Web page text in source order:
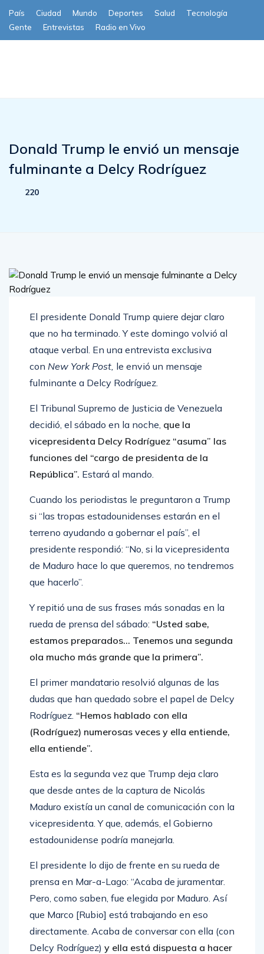
País Ciudad Mundo Deportes Salud
Tecnología
Gente
Entrevistas Radio en Vivo
Donald Trump le envió un mensaje
fulminante a Delcy Rodríguez
220
El presidente Donald Trump quiere dejar claro
que no ha terminado. Y este domingo volvió al
ataque verbal. En una entrevista exclusiva
con New York Post, le envió un mensaje
fulminante a Delcy Rodríguez.
El Tribunal Supremo de Justicia de Venezuela
decidió, el sábado en la noche, que la
vicepresidenta Delcy Rodríguez “asuma” las
funciones del “cargo de presidenta de la
República”. Estará al mando.
Cuando los periodistas le preguntaron a Trump
si “las tropas estadounidenses estarán en el
terreno ayudando a gobernar el país”, el
presidente respondió: “No, si la vicepresidenta
de Maduro hace lo que queremos, no tendremos
que hacerlo”.
Y repitió una de sus frases más sonadas en la
rueda de prensa del sábado: “Usted sabe,
estamos preparados… Tenemos una segunda
ola mucho más grande que la primera”.
El primer mandatario resolvió algunas de las
dudas que han quedado sobre el papel de Delcy
Rodríguez. “Hemos hablado con ella
(Rodríguez) numerosas veces y ella entiende,
ella entiende”.
Esta es la segunda vez que Trump deja claro
que desde antes de la captura de Nicolás
Maduro existía un canal de comunicación con la
vicepresidenta. Y que, además, el Gobierno
estadounidense podría manejarla.
El presidente lo dijo de frente en su rueda de
prensa en Mar-a-Lago: “Acaba de juramentar.
Pero, como saben, fue elegida por Maduro. Así
que Marco [Rubio] está trabajando en eso
directamente. Acaba de conversar con ella (con
Delcy Rodríguez) y ella está dispuesta a hacer